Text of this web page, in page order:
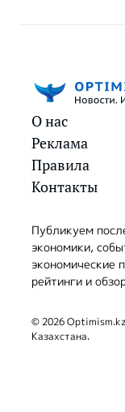
О нас
Реклама
Правила
Контакты
Публикуем
экономики,
экономические
рейтинги и
© 2026
Казахстана.